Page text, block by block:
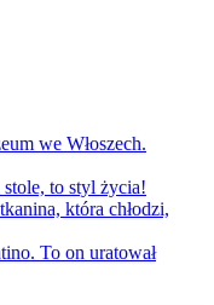
we Włoszech.
to styl życia!
która chłodzi,
To on uratował